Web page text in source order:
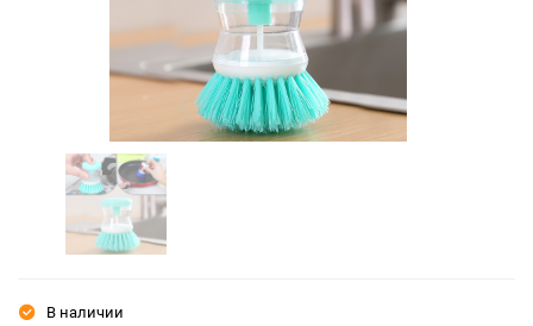
В наличии